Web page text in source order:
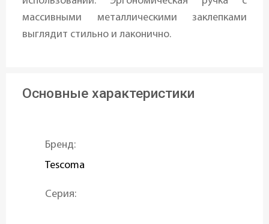
массивными металлическими заклепками
выглядит стильно и лаконично.
Основные характеристики
Бренд:
Tescoma
Серия: